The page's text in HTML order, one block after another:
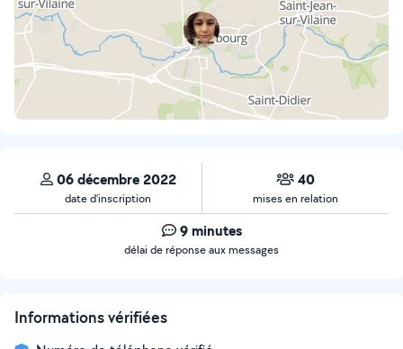
06 décembre 2022
date d’inscription
40
mises en relation
9 minutes
délai de réponse aux messages
Informations vérifiées